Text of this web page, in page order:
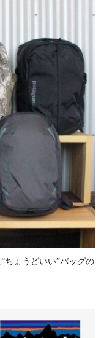
ちょうどいい”バッグの